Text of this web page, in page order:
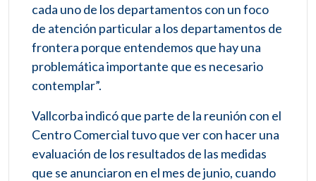
cada uno de los departamentos con un foco
de atención particular a los departamentos de
frontera porque entendemos que hay una
problemática importante que es necesario
contemplar”.
Vallcorba indicó que parte de la reunión con el
Centro Comercial tuvo que ver con hacer una
evaluación de los resultados de las medidas
que se anunciaron en el mes de junio, cuando